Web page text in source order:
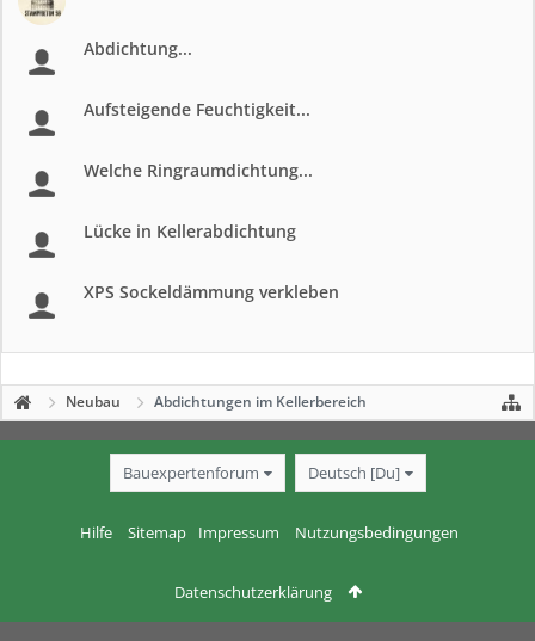
Abdichtung...
Aufsteigende Feuchtigkeit...
Welche Ringraumdichtung...
Lücke in Kellerabdichtung
XPS Sockeldämmung verkleben
Neubau Abdichtungen im Kellerbereich
Bauexpertenforum Deutsch [Du]
Hilfe Sitemap Impressum Nutzungsbedingungen
Datenschutzerklärung